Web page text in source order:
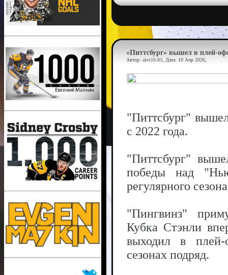
«Питтсбург» вышел в плей-
Автор: alex16-83, Дата: 10 Апр 2026,
"Питтсбург"
с 2022 года.
"Питтсбург"
победы над
регулярного
"Пингвинз"
Кубка Стэнли
выходил в
сезонах подряд.